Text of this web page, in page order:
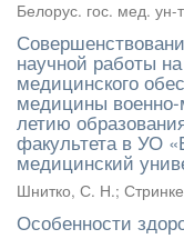
Белорус. гос. мед. ун-т
научной работы
медицинского
медицины военно-
летию
факультета в УО
медицинский
Шнитко, С. Н.;
Особенности